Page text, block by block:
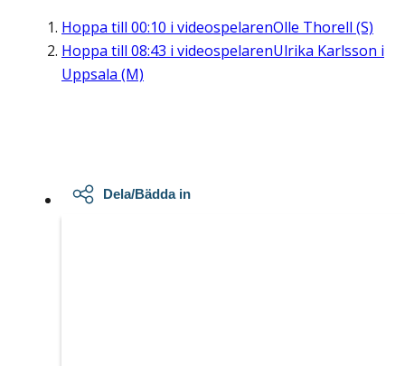
Hoppa till 00:10 i videospelarenOlle Thorell (S)
Hoppa till 08:43 i videospelarenUlrika Karlsson i
Uppsala (M)
Dela/Bädda in